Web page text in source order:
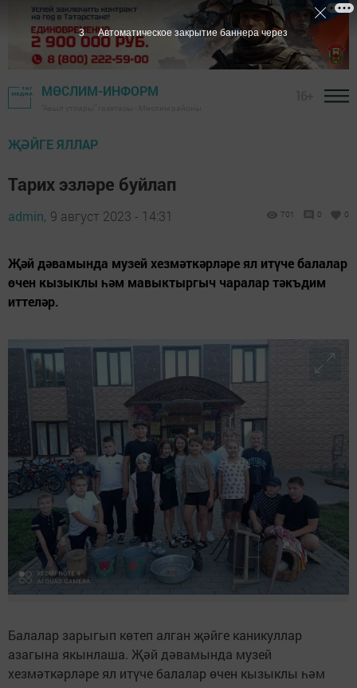
МӨСЛИМ-ИНФОРМ
ҖӘЙГЕ ЯЛЛАР
Тарих эзләре буйлап
admin, 9 август 2023 - 14:31 701 0 0
Җәй дәвамында музей хезмәткәрләре ял итүче балалар
өчен кызыклы һәм мавыктыргыч чаралар тәкъдим
иттеләр.
Балалар зарыгып көтеп алган җәйге каникуллар
азагына якынлаша. Җәй дәвамында музей
хезмәткәрләре ял итүче балалар өчен кызыклы һәм
1 Автоматическое закрытие баннера через